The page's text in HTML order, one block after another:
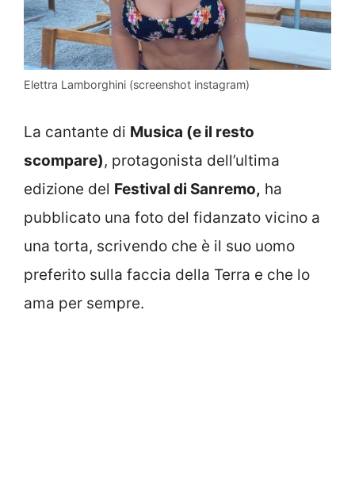
Elettra Lamborghini (screenshot instagram)
La cantante di Musica (e il resto
scompare), protagonista dell’ultima
edizione del Festival di Sanremo, ha
pubblicato una foto del fidanzato vicino a
una torta, scrivendo che è il suo uomo
preferito sulla faccia della Terra e che lo
ama per sempre.